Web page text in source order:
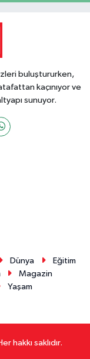
buluştururken,
kaçınıyor ve
sunuyor.
Dünya
Eğitim
Magazin
Yaşam
hakkı saklıdır.